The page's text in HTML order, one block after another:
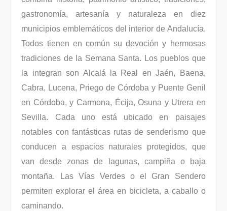
gastronomía, artesanía y naturaleza en diez
municipios emblemáticos del interior de Andalucía.
Todos tienen en común su devoción y hermosas
tradiciones de la Semana Santa. Los pueblos que
la integran son Alcalá la Real en Jaén, Baena,
Cabra, Lucena, Priego de Córdoba y Puente Genil
en Córdoba, y Carmona, Écija, Osuna y Utrera en
Sevilla. Cada uno está ubicado en paisajes
notables con fantásticas rutas de senderismo que
conducen a espacios naturales protegidos, que
van desde zonas de lagunas, campiña o baja
montaña. Las Vías Verdes o el Gran Sendero
permiten explorar el área en bicicleta, a caballo o
caminando.